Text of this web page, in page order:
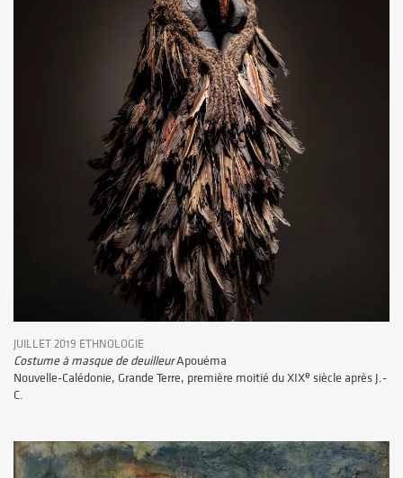
JUILLET 2019 ETHNOLOGIE
Costume à masque de deuilleurApouéma
Nouvelle-Calédonie, Grande Terre, première moitié du XIXe siècle après J.-
C.